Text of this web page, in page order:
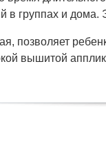
в группах и
позволяет
вышитой